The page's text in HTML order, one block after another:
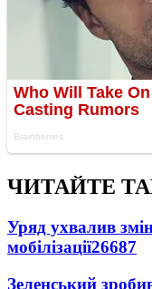
ЧИТАЙТЕ
Уряд ухвалив
мобілізації26687
Зеленський